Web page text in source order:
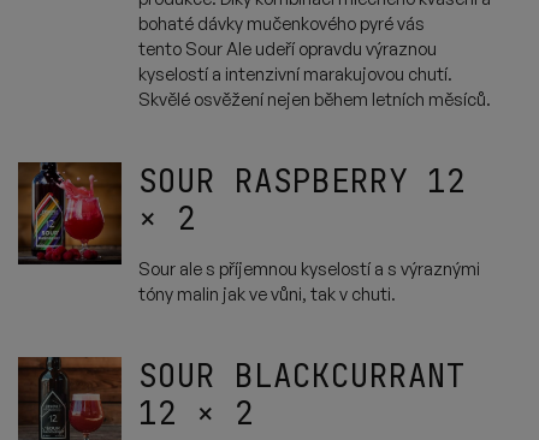
bohaté dávky mučenkového pyré vás
tento Sour Ale udeří opravdu výraznou
kyselostí a intenzivní marakujovou chutí.
Skvělé osvěžení nejen během letních měsíců.
SOUR RASPBERRY 12
× 2
Sour ale s příjemnou kyselostí a s výraznými
tóny malin jak ve vůni, tak v chuti.
SOUR BLACKCURRANT
12 × 2